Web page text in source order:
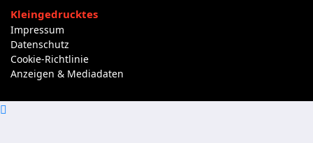
Kleingedrucktes
Impressum
Datenschutz
Cookie-Richtlinie
Anzeigen & Mediadaten